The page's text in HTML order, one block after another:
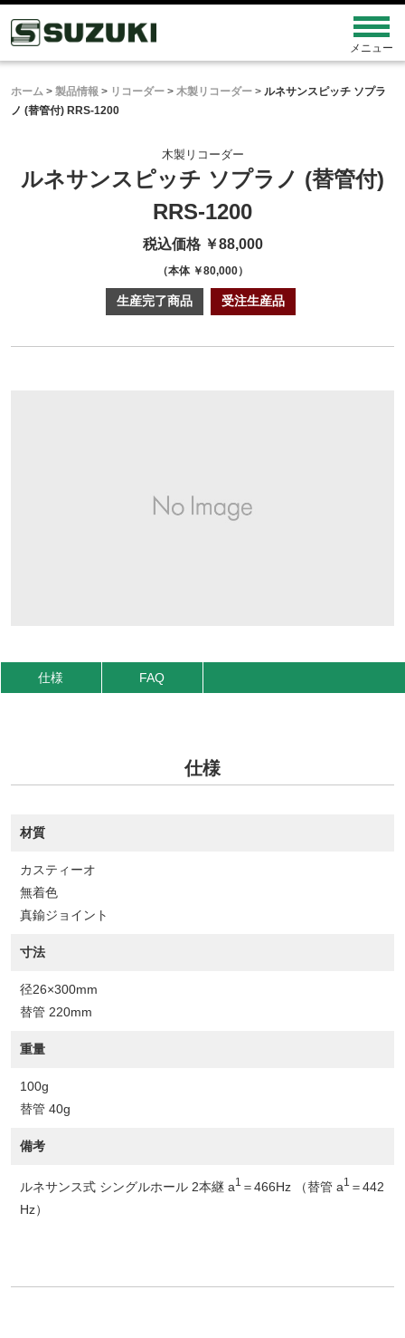
ホーム > 製品情報 > リコーダー > 木製リコーダー > ルネサンスピッチ ソプラ
ノ (替管付) RRS-1200
木製リコーダー
ルネサンスピッチ ソプラノ (替管付)
RRS-1200
税込価格 ￥88,000
（本体 ￥80,000）
生産完了商品 受注生産品
仕様 FAQ
仕様
材質
カスティーオ
無着色
真鍮ジョイント
寸法
径26×300mm
替管 220mm
重量
100g
替管 40g
備考
ルネサンス式 シングルホール 2本継 a1 ＝466Hz （替管 a1 ＝442
Hz）